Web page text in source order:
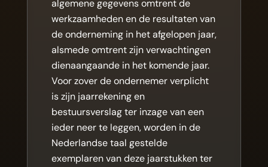
algemene gegevens omtrent de
werkzaamheden en de resultaten van
de onderneming in het afgelopen jaar,
alsmede omtrent zijn verwachtingen
dienaangaande in het komende jaar.
Voor zover de ondernemer verplicht
is zijn jaarrekening en
bestuursverslag ter inzage van een
ieder neer te leggen, worden in de
Nederlandse taal gestelde
exemplaren van deze jaarstukken ter